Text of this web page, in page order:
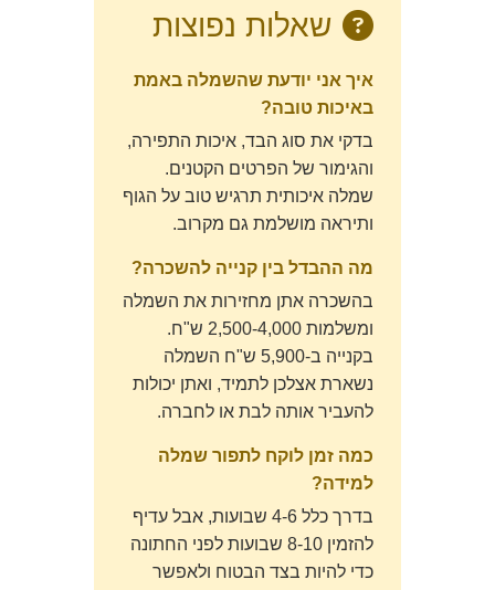
שאלות נפוצות
איך אני יודעת שהשמלה באמת
באיכות טובה?
בדקי את סוג הבד, איכות התפירה,
והגימור של הפרטים הקטנים.
שמלה איכותית תרגיש טוב על הגוף
ותיראה מושלמת גם מקרוב.
מה ההבדל בין קנייה להשכרה?
בהשכרה אתן מחזירות את השמלה
ומשלמות 2,500-4,000 ש"ח.
בקנייה ב-5,900 ש"ח השמלה
נשארת אצלכן לתמיד, ואתן יכולות
להעביר אותה לבת או לחברה.
כמה זמן לוקח לתפור שמלה
למידה?
בדרך כלל 4-6 שבועות, אבל עדיף
להזמין 8-10 שבועות לפני החתונה
כדי להיות בצד הבטוח ולאפשר